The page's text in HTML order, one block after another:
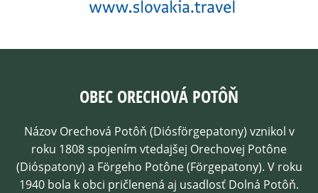
OBEC ORECHOVÁ POTÔŇ
Názov Orechová Potôň (Diósförgepatony) vznikol v
roku 1808 spojením vtedajšej Orechovej Potône
(Dióspatony) a Förgeho Potône (Förgepatony). V roku
1940 bola k obci pričlenená aj usadlosť Dolná Potôň.